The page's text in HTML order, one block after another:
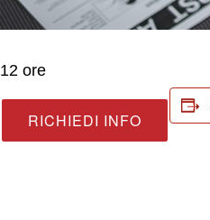
12 ore
RICHIEDI INFO